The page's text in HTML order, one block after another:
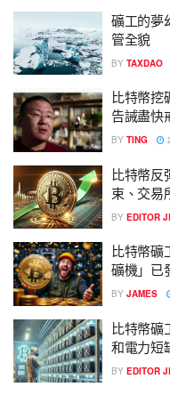
礦工的夢
管全貌
BY TAXDAO
比特幣挖
告誡盡快
BY TING
比特幣反
束、交易
BY EDITOR
比特幣礦
礦機」已
BY JAMES
比特幣礦
和電力短
BY EDITOR